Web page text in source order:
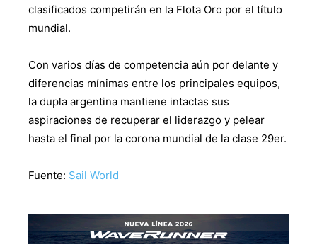
clasificados competirán en la Flota Oro por el título
mundial.
Con varios días de competencia aún por delante y
diferencias mínimas entre los principales equipos,
la dupla argentina mantiene intactas sus
aspiraciones de recuperar el liderazgo y pelear
hasta el final por la corona mundial de la clase 29er.
Fuente: Sail World